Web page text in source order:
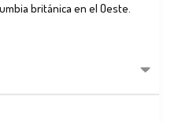
británica en el Oeste.